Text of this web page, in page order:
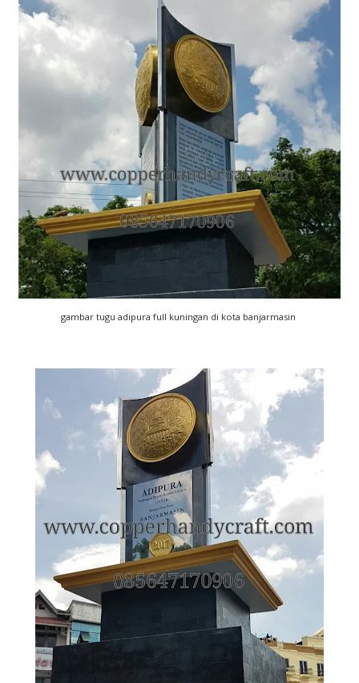
gambar tugu adipura full kuningan di kota banjarmasin